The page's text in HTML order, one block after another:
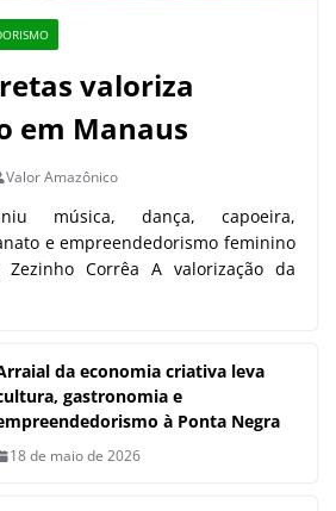
valoriza
em Manaus
Valor Amazônico
música, dança, capoeira,
e empreendedorismo feminino
Corrêa A valorização da
da economia criativa leva
gastronomia e
à Ponta Negra
18 de maio de 2026